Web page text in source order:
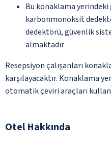
Bu konaklama
karbonmonoksit
dedektörü, güvenlik
almaktadır
Resepsiyon çalışanları
karşılayacaktır. Konaklama
otomatik çeviri araçları
Otel Hakkında